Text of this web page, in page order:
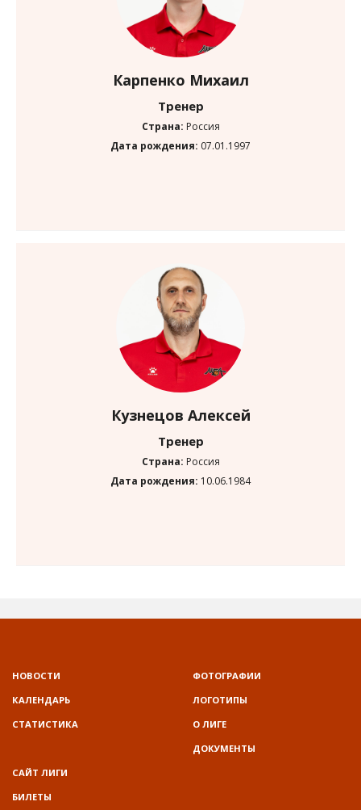
НОВОСТИ
КАЛЕНДАРЬ
СТАТИСТИКА
ФОТОГРАФИИ
ЛОГОТИПЫ
О ЛИГЕ
ДОКУМЕНТЫ
САЙТ ЛИГИ
БИЛЕТЫ